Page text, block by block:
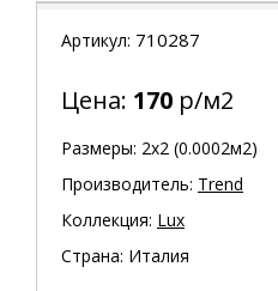
Артикул: 710287
Цена: 170 р/м2
Размеры: 2х2 (0.0002м2)
Производитель: Trend
Коллекция: Lux
Страна: Италия